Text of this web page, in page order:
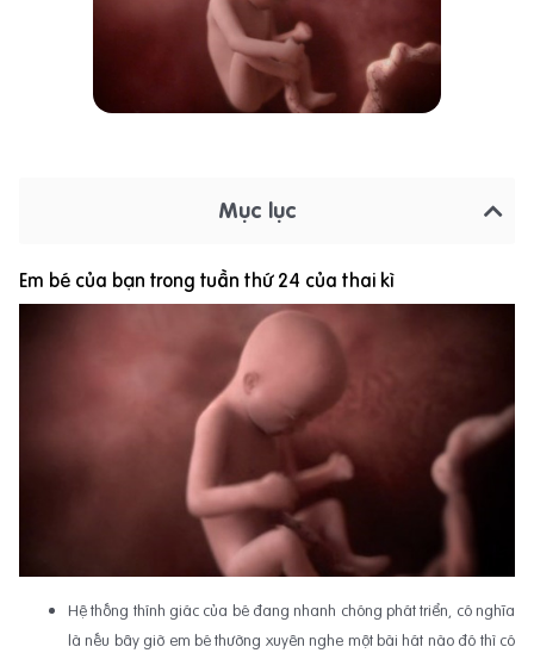
Mục lục
Em bé của bạn trong tuần thứ 24 của thai kì
Hệ thống thính giác của bé đang nhanh chóng phát triển, có nghĩa
là nếu bây giờ em bé thường xuyên nghe một bài hát nào đó thì có